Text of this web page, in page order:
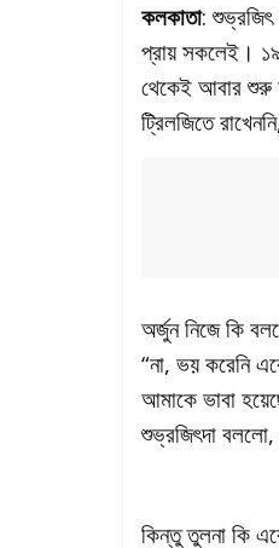
কলকাতা: শুভ্রজিৎ
প্রায় সকলেই।
থেকেই আবার শুরু
ট্রিলজিতে
অর্জুন নিজে কি
“না, ভয় করেনি
আমাকে ভাবা
শুভ্রজিৎদা
কিন্তু তুলনা কি